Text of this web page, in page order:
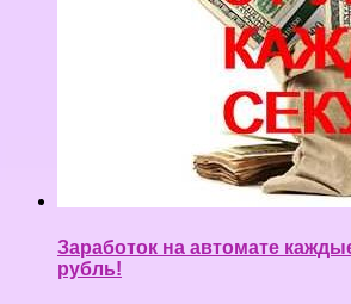
Заработок на автомате
рубль!